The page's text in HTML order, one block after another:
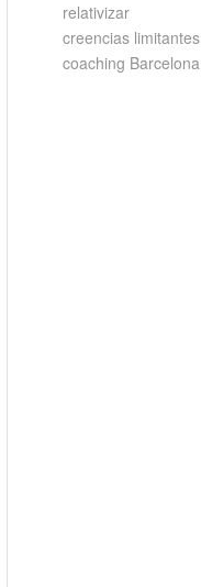
relativizar
creencias limitantes
coaching Barcelona